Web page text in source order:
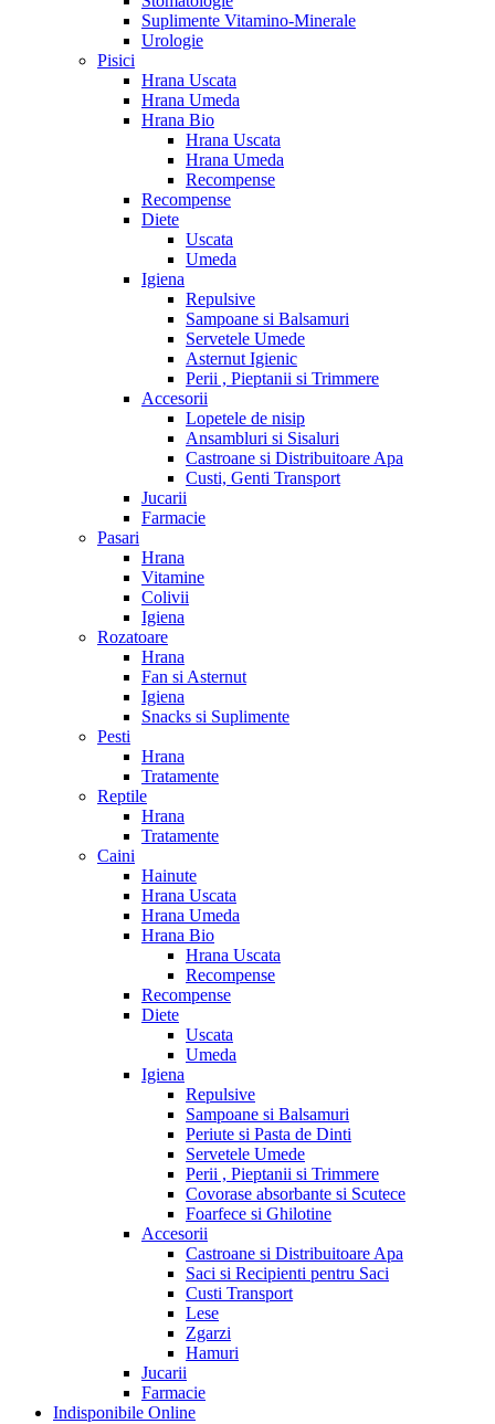
Suplimente Vitamino-Minerale
Urologie
Pisici
Hrana Uscata
Hrana Umeda
Hrana Bio
Hrana Uscata
Hrana Umeda
Recompense
Recompense
Diete
Uscata
Umeda
Igiena
Repulsive
Sampoane si Balsamuri
Servetele Umede
Asternut Igienic
Perii , Pieptanii si Trimmere
Accesorii
Lopetele de nisip
Ansambluri si Sisaluri
Castroane si Distribuitoare Apa
Custi, Genti Transport
Jucarii
Farmacie
Pasari
Hrana
Vitamine
Colivii
Igiena
Rozatoare
Hrana
Fan si Asternut
Igiena
Snacks si Suplimente
Pesti
Hrana
Tratamente
Reptile
Hrana
Tratamente
Caini
Hainute
Hrana Uscata
Hrana Umeda
Hrana Bio
Hrana Uscata
Recompense
Recompense
Diete
Uscata
Umeda
Igiena
Repulsive
Sampoane si Balsamuri
Periute si Pasta de Dinti
Servetele Umede
Perii , Pieptanii si Trimmere
Covorase absorbante si Scutece
Foarfece si Ghilotine
Accesorii
Castroane si Distribuitoare Apa
Saci si Recipienti pentru Saci
Custi Transport
Lese
Zgarzi
Hamuri
Jucarii
Farmacie
Indisponibile Online